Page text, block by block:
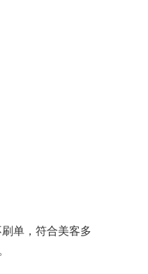
单，符合美客多